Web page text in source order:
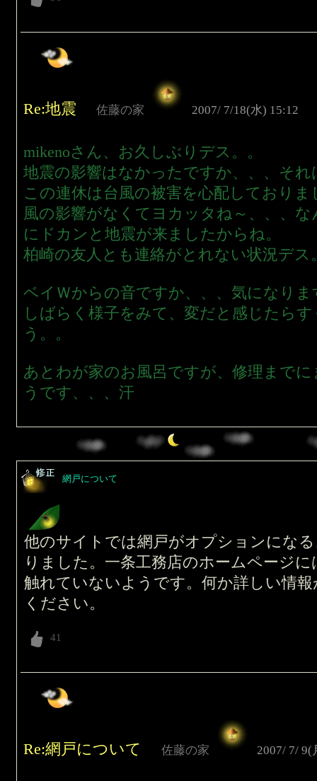
Re:地震 佐藤の家 2007/ 7/18(水) 15:12
mikenoさん、お久しぶりデス。。
地震の影響はなかったですか、、、そ
この連休は台風の被害を心配しており
風の影響がなくてヨカッタね～、、、
にドカンと地震が来ましたからね。
柏崎の友人とも連絡がとれない状況デス
ベイＷからの音ですか、、、気になりま
しばらく様子をみて、変だと感じたら
う。。
あとわが家のお風呂ですが、修理まで
うです、、、汗
網戸について
他のサイトでは網戸がオプションにな
りました。一条工務店のホームページ
触れていないようです。何か詳しい情
ください。
Re:網戸について 佐藤の家 2007/ 7/ 9(